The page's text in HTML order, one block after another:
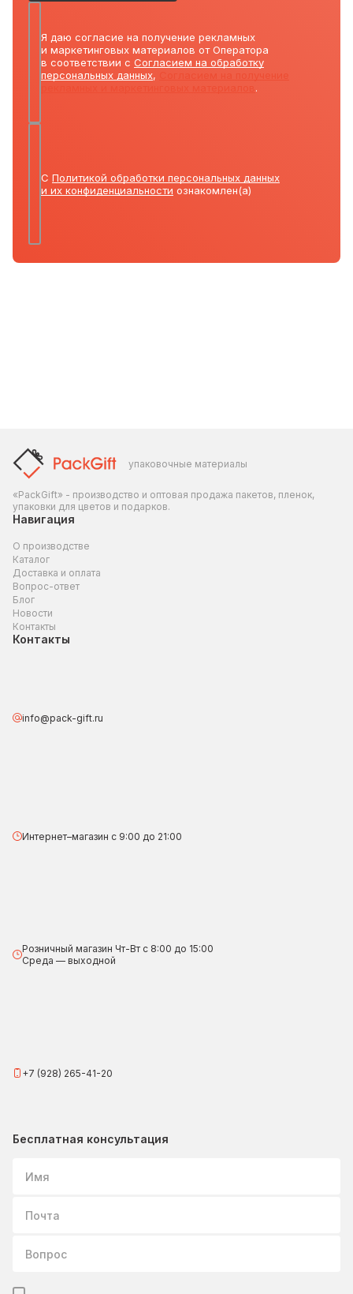
Я даю согласие на получение рекламных
и маркетинговых материалов от Оператора
в соответствии с Согласием на обработку
персональных данных,
.
С Политикой обработки персональных данных
и их конфиденциальности ознакомлен(а)
упаковочные материалы
«PackGift» - производство и оптовая продажа пакетов, пленок,
упаковки для цветов и подарков.
Навигация
О производстве
Каталог
Доставка и оплата
Вопрос-ответ
Блог
Новости
Контакты
Контакты
info@pack-gift.ru
Интернет–магазин с 9:00 до 21:00
Розничный магазин Чт-Вт с 8:00 до 15:00
Среда — выходной
+7 (928) 265-41-20
Бесплатная консультация